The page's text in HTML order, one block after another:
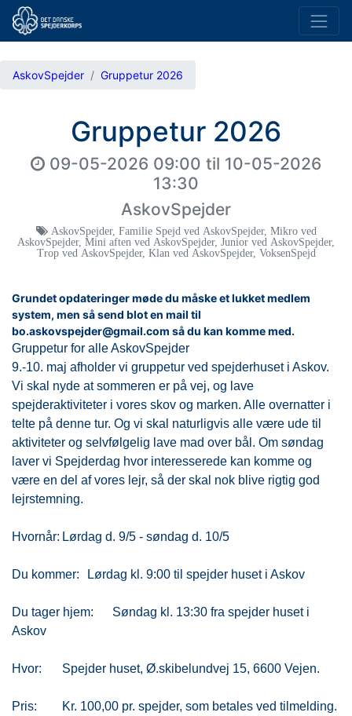
AskovSpejder Gruppetur 2026
Gruppetur 2026
09-05-2026 09:00 til 10-05-2026
13:30
AskovSpejder
AskovSpejder, Familie Spejd ved AskovSpejder, Mikro ved
AskovSpejder, Mini aften ved AskovSpejder, Junior ved AskovSpejder,
Trop ved AskovSpejder, Klan ved AskovSpejder, VoksenSpejd
Grundet opdateringer møde du måske et lukket medlem
system, men så send blot en mail til
bo.askovspejder@gmail.com så du kan komme med.
Gruppetur for alle AskovSpejder
9.-10. maj afholder vi gruppetur ved spejderhuset i Askov.
Vi skal nyde at sommeren er på vej, og lave
spejderaktiviteter i vores skov og marken. Alle overnatter i
telte på denne tur. Og vi skal naturligvis alle være ude til
aktiviteter og selvfølgelig lave mad over bål. Om søndag
laver vi Spejderdag hvor interesserede kan komme og
være en del af vores lejr, så der skal nok blive rigtig god
lejrstemning.
Hvornår: Lørdag d. 9/5 - søndag d. 10/5
Du kommer: Lørdag kl. 9:00 til spejder huset i Askov
Du tager hjem:
Søndag kl. 13:30 fra spejder huset i
Askov
Hvor: Spejder huset, Ø.skibelundvej 15, 6600 Vejen.
Pris: Kr. 100,00 pr. spejder, som betales ved tilmelding.